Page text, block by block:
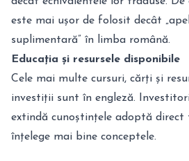
este mai ușor de folosit decât
suplimentară” în limba română.
Educația și resursele disponibile
Cele mai multe cursuri, cărți și
investiții sunt în engleză.
extindă cunoștințele adoptă
înțelege mai bine conceptele.